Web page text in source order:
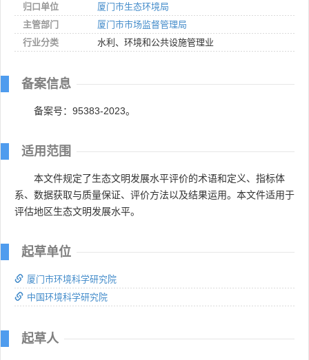
归口单位
厦门市生态环境局
主管部门
厦门市市场监督管理局
行业分类
水利、环境和公共设施管理业
备案信息
备案号：95383-2023。
适用范围
本文件规定了生态文明发展水平评价的术语和定义、指标体
系、数据获取与质量保证、评价方法以及结果运用。本文件适用于
评估地区生态文明发展水平。
起草单位
厦门市环境科学研究院
中国环境科学研究院
起草人